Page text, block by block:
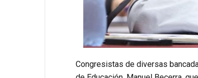
Congresistas de diversas